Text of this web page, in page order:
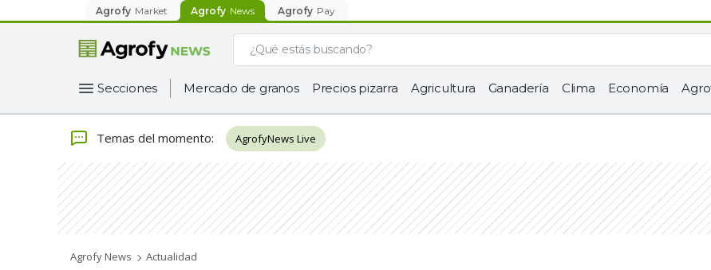
Agrofy Market Agrofy News Agrofy Pay
Secciones Mercado de granos Precios pizarra Agricultura Ganadería Clima Economía
Temas del momento: AgrofyNews Live
Agrofy News Actualidad